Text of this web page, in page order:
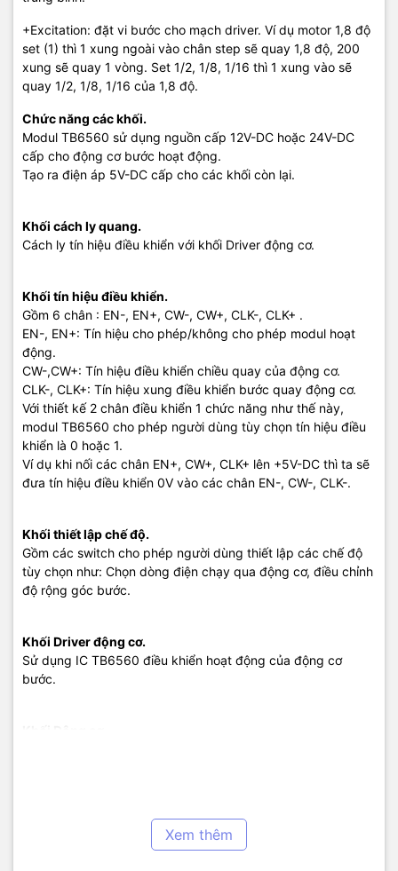
+Excitation: đặt vi bước cho mạch driver. Ví dụ motor 1,8 độ
set (1) thì 1 xung ngoài vào chân step sẽ quay 1,8 độ, 200
xung sẽ quay 1 vòng. Set 1/2, 1/8, 1/16 thì 1 xung vào sẽ
quay 1/2, 1/8, 1/16 của 1,8 độ.
Chức năng các khối.
Modul TB6560 sử dụng nguồn cấp 12V-DC hoặc 24V-DC
cấp cho động cơ bước hoạt động.
Tạo ra điện áp 5V-DC cấp cho các khối còn lại.
Khối cách ly quang.
Cách ly tín hiệu điều khiển với khối Driver động cơ.
Khối tín hiệu điều khiển.
Gồm 6 chân : EN-, EN+, CW-, CW+, CLK-, CLK+ .
EN-, EN+: Tín hiệu cho phép/không cho phép modul hoạt
động.
CW-,CW+: Tín hiệu điều khiển chiều quay của động cơ.
CLK-, CLK+: Tín hiệu xung điều khiển bước quay động cơ.
Với thiết kế 2 chân điều khiển 1 chức năng như thế này,
modul TB6560 cho phép người dùng tùy chọn tín hiệu điều
khiển là 0 hoặc 1.
Ví dụ khi nối các chân EN+, CW+, CLK+ lên +5V-DC thì ta sẽ
đưa tín hiệu điều khiển 0V vào các chân EN-, CW-, CLK-.
Khối thiết lập chế độ.
Gồm các switch cho phép người dùng thiết lập các chế độ
tùy chọn như: Chọn dòng điện chạy qua động cơ, điều chỉnh
độ rộng góc bước.
Khối Driver động cơ.
Sử dụng IC TB6560 điều khiển hoạt động của động cơ
bước.
+ Nguồn đầu vào là 10V – 35V.
Xem thêm